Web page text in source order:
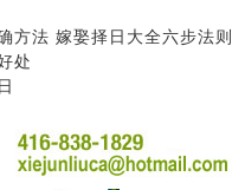
方法 嫁娶择日大全六步法则
处